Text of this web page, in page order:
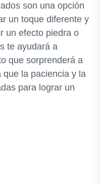
son una opción
un toque diferente y
un efecto piedra o
te ayudará a
que sorprenderá a
la paciencia y la
para lograr un